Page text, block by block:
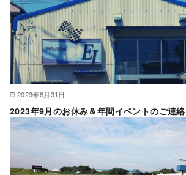
2023年8月31日
2023年9月のお休み＆年間イベントのご連絡